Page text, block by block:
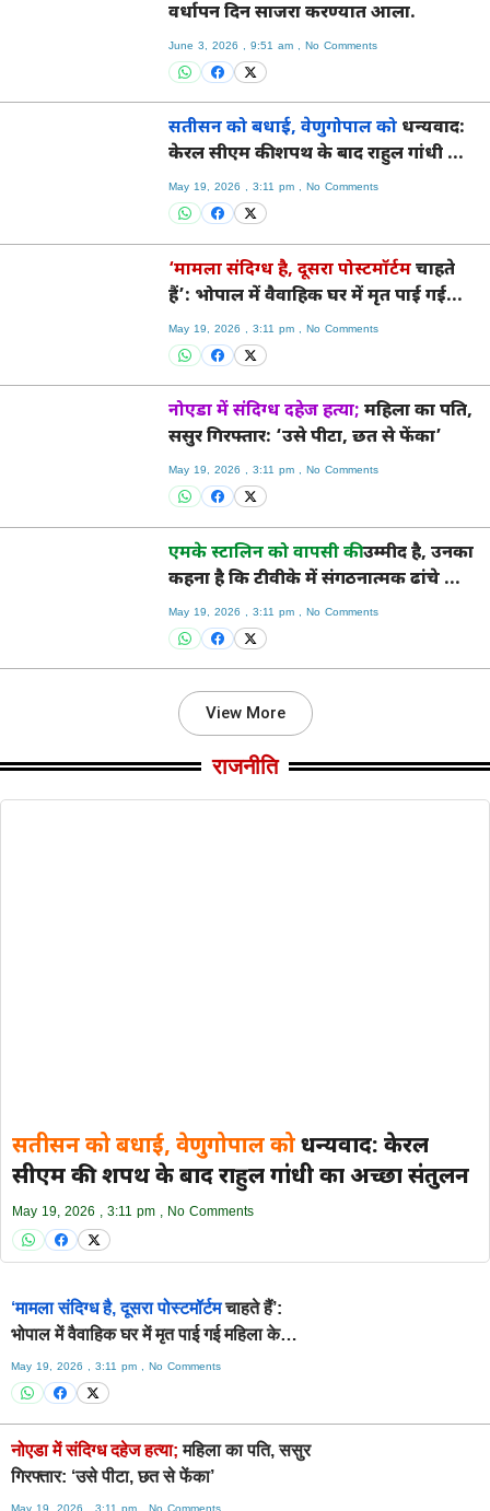
वर्धापन दिन साजरा करण्यात आला.
June 3, 2026 9:51 am No Comments
सतीसन को बधाई, वेणुगोपाल को धन्यवाद:
केरल सीएम की शपथ के बाद राहुल गांधी का
अच्छा संतुलन
May 19, 2026 3:11 pm No Comments
‘मामला संदिग्ध है, दूसरा पोस्टमॉर्टमचाहते
हैं’: भोपाल में वैवाहिक घर में मृत पाई गई
महिला के परिजन
May 19, 2026 3:11 pm No Comments
नोएडा में संदिग्ध दहेज हत्या; महिला का पति,
ससुर गिरफ्तार: ‘उसे पीटा, छत से फेंका’
May 19, 2026 3:11 pm No Comments
एमके स्टालिन को वापसी कीउम्मीद है, उनका
कहना है कि टीवीके में संगठनात्मक ढांचे का
अभाव है
May 19, 2026 3:11 pm No Comments
View More
राजनीति
सतीसन को बधाई, वेणुगोपाल कोधन्यवाद: केरल
सीएम की शपथ के बाद राहुल गांधी का अच्छा संतुलन
May 19, 2026 3:11 pm No Comments
‘मामला संदिग्ध है, दूसरा पोस्टमॉर्टमचाहते हैं’:
भोपाल में वैवाहिक घर में मृत पाई गई महिला के
परिजन
May 19, 2026 3:11 pm No Comments
नोएडा में संदिग्ध दहेज हत्या; महिला का पति, ससुर
गिरफ्तार: ‘उसे पीटा, छत से फेंका’
May 19, 2026 3:11 pm No Comments